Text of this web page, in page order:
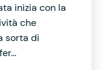
inizia con la
che
sorta di